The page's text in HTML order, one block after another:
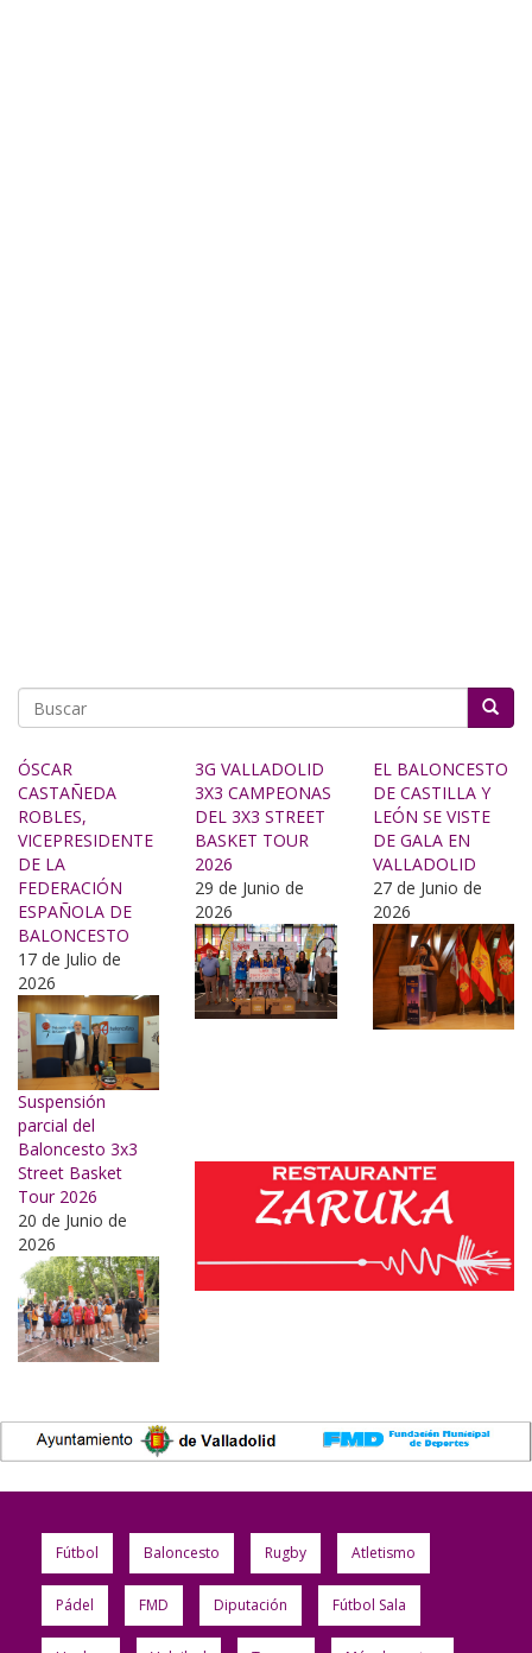
ÓSCAR
CASTAÑEDA
ROBLES,
VICEPRESIDENTE
DE LA
FEDERACIÓN
ESPAÑOLA DE
BALONCESTO
17 de Julio de
2026
3G VALLADOLID
3X3 CAMPEONAS
DEL 3X3 STREET
BASKET TOUR
2026
29 de Junio de
2026
EL BALONCESTO
DE CASTILLA Y
LEÓN SE VISTE
DE GALA EN
VALLADOLID
27 de Junio de
2026
Suspensión
parcial del
Baloncesto 3x3
Street Basket
Tour 2026
20 de Junio de
2026
Fútbol Baloncesto Rugby Atletismo
Pádel FMD Diputación Fútbol Sala